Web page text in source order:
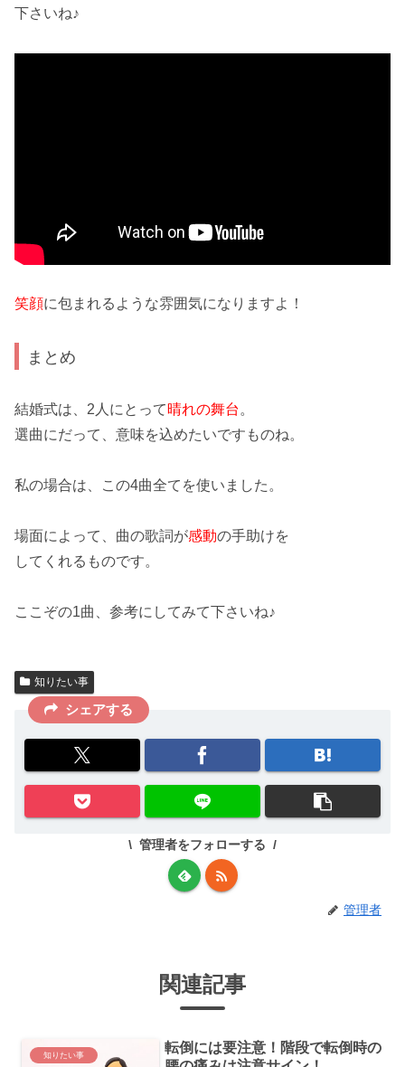
下さいね♪
笑顔に包まれるような雰囲気になりますよ！
まとめ
結婚式は、2人にとって晴れの舞台 。
選曲にだって、 意味を込めたいですものね。
私の場合は、この4曲全てを使いました。
場面によって、曲の歌詞が感動の手助けを
してくれるものです。
ここぞの1曲、参考にしてみて下さいね♪
知りたい事
シェアする
管理者をフォローする
管理者
関連記事
知りたい事
転倒には要注意！階段で転倒時の